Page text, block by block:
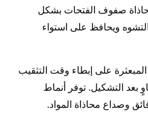
صفوف الفتحات بشكل
التشوه ويحافظ على استواء
على إبطاء وقت التثقيب
بعد التشكيل. توفر أنماط
وصداع محاذاة المواد.